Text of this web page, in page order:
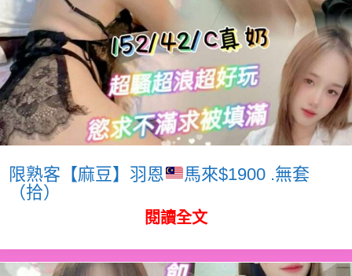
限熟客【麻豆】羽恩
馬來$1900 .無套
（拾）
閱讀全文